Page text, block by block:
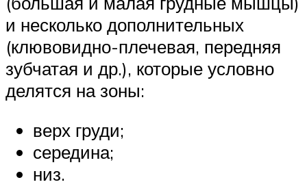
и несколько дополнительных
(клювовидно-плечевая, передняя
зубчатая и др.), которые условно
делятся на зоны:
верх груди;
середина;
низ.